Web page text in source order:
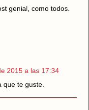
genial, como todos.
2015 a las 17:34
que te guste.